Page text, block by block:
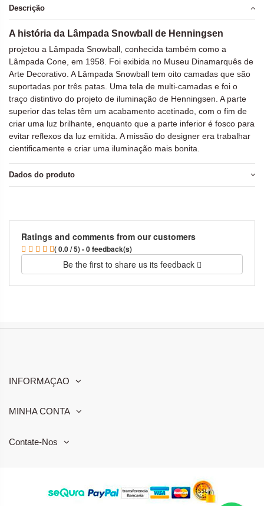
Descrição
A história da Lâmpada Snowball de Henningsen
projetou a Lâmpada Snowball, conhecida também como a
Lâmpada Cone, em 1958. Foi exibida no Museu Dinamarquês de
Arte Decorativo. A Lâmpada Snowball tem oito camadas que são
suportadas por três patas. Uma tela de multi-camadas e foi o
traço distintivo do projeto de iluminação de Henningsen. A parte
superior das telas têm um acabamento acetinado, com o fim de
criar uma luz brilhante, enquanto que a parte inferior é fosco para
evitar reflexos da luz emitida. A missão do designer era trabalhar
cientificamente e criar uma iluminação mais bonita.
Dados do produto
Ratings and comments from our customers
( 0.0 / 5) - 0 feedback(s)
Be the first to share us its feedback
INFORMAÇAO
MINHA CONTA
Contate-Nos